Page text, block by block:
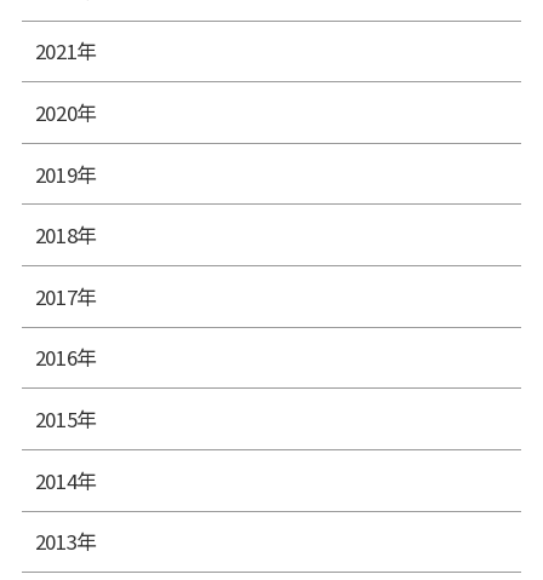
2021年
2020年
2019年
2018年
2017年
2016年
2015年
2014年
2013年